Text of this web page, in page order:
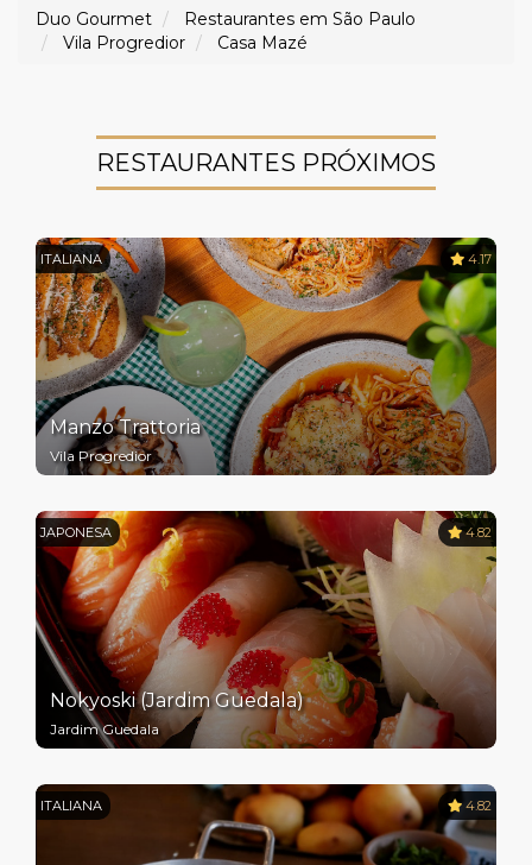
Duo Gourmet
Restaurantes em São Paulo
Vila Progredior
Casa Mazé
RESTAURANTES PRÓXIMOS
ITALIANA 4.17
Manzo Trattoria
Vila Progredior
JAPONESA 4.82
Nokyoski (Jardim Guedala)
Jardim Guedala
ITALIANA 4.82